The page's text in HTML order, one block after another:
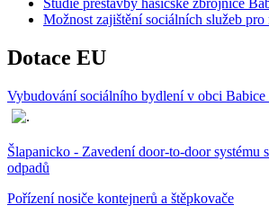
Možnost zajištění sociálních služeb pro
Dotace EU
Vybudování sociálního bydlení v obci Babice
Šlapanicko - Zavedení door-to-door systému
odpadů
Pořízení nosiče kontejnerů a štěpkovače